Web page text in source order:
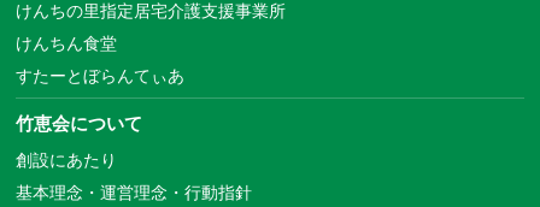
けんちの里指定居宅介護支援事業所
けんちん食堂
すたーとぼらんてぃあ
竹恵会について
創設にあたり
基本理念・運営理念・行動指針